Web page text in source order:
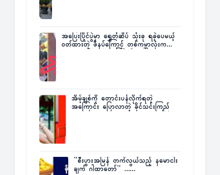
အပြေးပြိုင်ပွဲမှာ ရွှေတံဆိပ် သုံးခု ရခဲ့ပေမယ့်
ဝတ်ထားတဲ့ ဖိနပ်ကြောင့် တစ်ကမ္ဘာလုံးက
အိမ့်ချစ်ကို တောင်းပန်လိုက်ရတဲ့
အကြောင်း ပြောလာတဲ့ ခိုင်သင်းကြည်
”စီးပွားအမြန် တက်လွယ်သည့် နမောငါး
ချက် ဂါထာတော်” ……